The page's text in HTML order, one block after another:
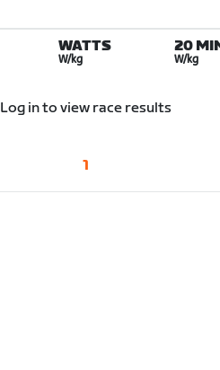
WATTS
W/kg
20
W/kg
Log in to view race results
1